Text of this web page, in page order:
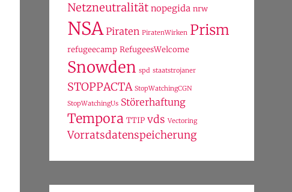
Netzneutralität nopegida nrw
NSA Piraten PiratenWirken Prism
refugeecamp RefugeesWelcome
Snowden spd staatstrojaner
STOPPACTA StopWatchingCGN
StopWatchingUs Störerhaftung
Tempora TTIP vds Vectoring
Vorratsdatenspeicherung